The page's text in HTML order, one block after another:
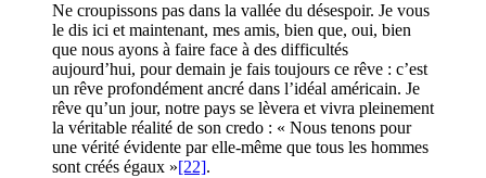
Ne croupissons pas dans la vallée du désespoir. Je vous
le dis ici et maintenant, mes amis, bien que, oui, bien
que nous ayons à faire face à des difficultés
aujourd’hui, pour demain je fais toujours ce rêve : c’est
un rêve profondément ancré dans l’idéal américain. Je
rêve qu’un jour, notre pays se lèvera et vivra pleinement
la véritable réalité de son credo : « Nous tenons pour
une vérité évidente par elle-même que tous les hommes
sont créés égaux »[22].